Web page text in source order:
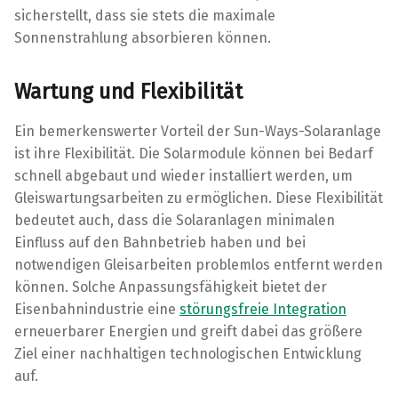
sicherstellt, dass sie stets die maximale
Sonnenstrahlung absorbieren können.
Wartung und Flexibilität
Ein bemerkenswerter Vorteil der Sun-Ways-Solaranlage
ist ihre Flexibilität. Die Solarmodule können bei Bedarf
schnell abgebaut und wieder installiert werden, um
Gleiswartungsarbeiten zu ermöglichen. Diese Flexibilität
bedeutet auch, dass die Solaranlagen minimalen
Einfluss auf den Bahnbetrieb haben und bei
notwendigen Gleisarbeiten problemlos entfernt werden
können. Solche Anpassungsfähigkeit bietet der
Eisenbahnindustrie eine störungsfreie Integration
erneuerbarer Energien und greift dabei das größere
Ziel einer nachhaltigen technologischen Entwicklung
auf.